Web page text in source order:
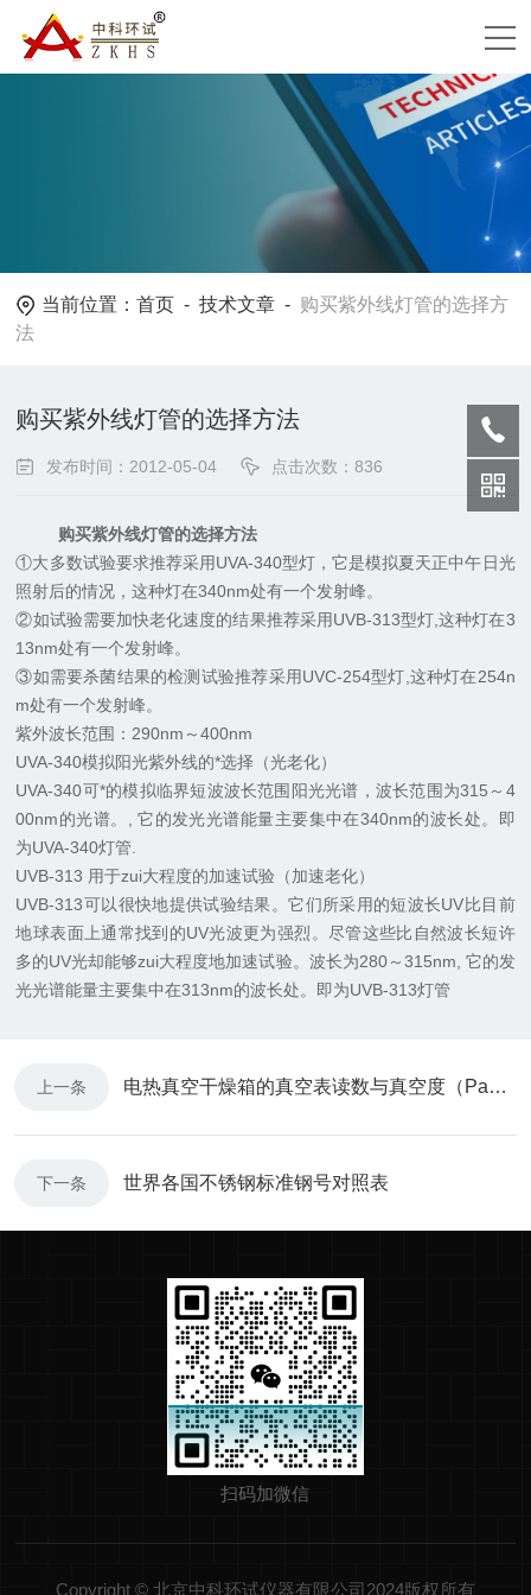
当前位置：首页 -技术文章 - 购买紫外线灯管的选择方
法
购买紫外线灯管的选择方法
发布时间：2012-05-04 点击次数：836
购买紫外线灯管的选择方法
①大多数试验要求推荐采用UVA-340型灯，它是模拟夏天正中午日光
照射后的情况，这种灯在340nm处有一个发射峰。
②如试验需要加快老化速度的结果推荐采用UVB-313型灯,这种灯在3
13nm处有一个发射峰。
③如需要杀菌结果的检测试验推荐采用UVC-254型灯,这种灯在254n
m处有一个发射峰。
紫外波长范围：290nm～400nm
UVA-340模拟阳光紫外线的*选择（光老化）
UVA-340可*的模拟临界短波波长范围阳光光谱，波长范围为315～4
00nm的光谱。, 它的发光光谱能量主要集中在340nm的波长处。即
为UVA-340灯管.
UVB-313 用于zui大程度的加速试验（加速老化）
UVB-313可以很快地提供试验结果。它们所采用的短波长UV比目前
地球表面上通常找到的UV光波更为强烈。尽管这些比自然波长短许
多的UV光却能够zui大程度地加速试验。波长为280～315nm, 它的发
光光谱能量主要集中在313nm的波长处。即为UVB-313灯管
上一条 电热真空干燥箱的真空表读数与真空度（Pa）该如何换算？
下一条 世界各国不锈钢标准钢号对照表
扫码加微信
Copyright © 北京中科环试仪器有限公司2024版权所有